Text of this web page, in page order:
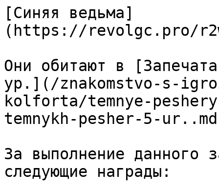
[Синяя ведьма]
(https://revolgc.pro/
Они обитают в
ур.](/znakomstvo-s-
kolforta/temnye-
temnykh-pesher-5-
За выполнение данного
следующие награды: